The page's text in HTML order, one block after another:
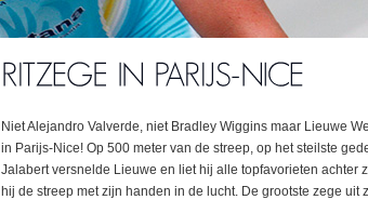
Niet Alejandro Valverde, niet Bradley Wiggins maar Lieuwe
in Parijs-Nice! Op 500 meter van de streep, op het steilste
Jalabert versnelde Lieuwe en liet hij alle topfavorieten achter
hij de streep met zijn handen in de lucht. De grootste zege uit